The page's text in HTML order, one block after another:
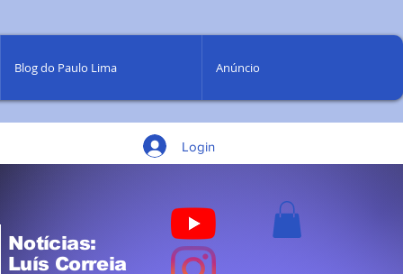
Blog do Paulo Lima Anúncio
Login
Notícias:
Luís Correia